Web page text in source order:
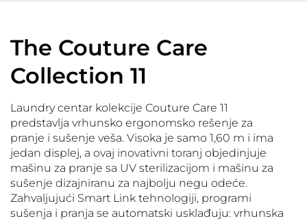
The Couture Care
Collection 11
Laundry centar kolekcije Couture Care 11
predstavlja vrhunsko ergonomsko rešenje za
pranje i sušenje veša. Visoka je samo 1,60 m i ima
jedan displej, a ovaj inovativni toranj objedinjuje
mašinu za pranje sa UV sterilizacijom i mašinu za
sušenje dizajniranu za najbolju negu odeće.
Zahvaljujući Smart Link tehnologiji, programi
sušenja i pranja se automatski usklađuju: vrhunska